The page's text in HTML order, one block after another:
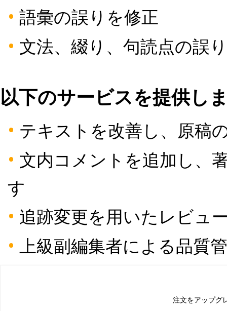
• 語彙の誤りを修正
• 文法、綴り、句読点の誤
以下のサービスを提供し
• テキストを改善し、原稿
• 文内コメントを追加し、
す
• 追跡変更を用いたレビュ
• 上級副編集者による品質
注文をアップグ